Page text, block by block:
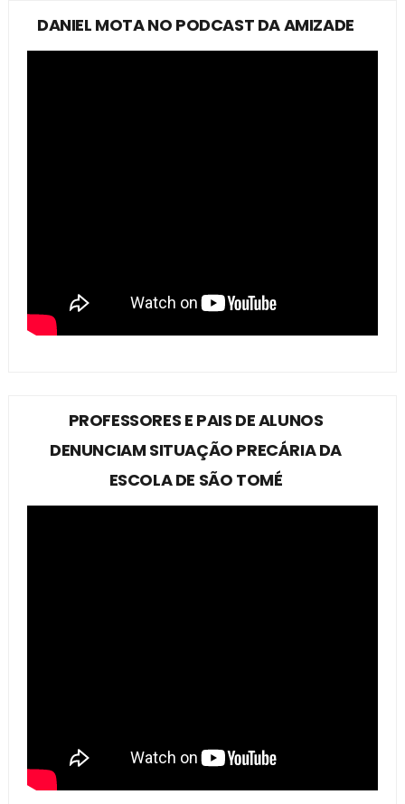
DANIEL MOTA NO PODCAST DA AMIZADE
PROFESSORES E PAIS DE ALUNOS
DENUNCIAM SITUAÇÃO PRECÁRIA DA
ESCOLA DE SÃO TOMÉ